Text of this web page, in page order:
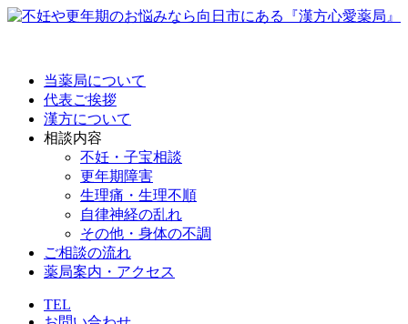
当薬局について
代表ご挨拶
漢方について
相談内容
不妊・子宝相談
更年期障害
生理痛・生理不順
自律神経の乱れ
その他・身体の不調
ご相談の流れ
薬局案内・アクセス
TEL